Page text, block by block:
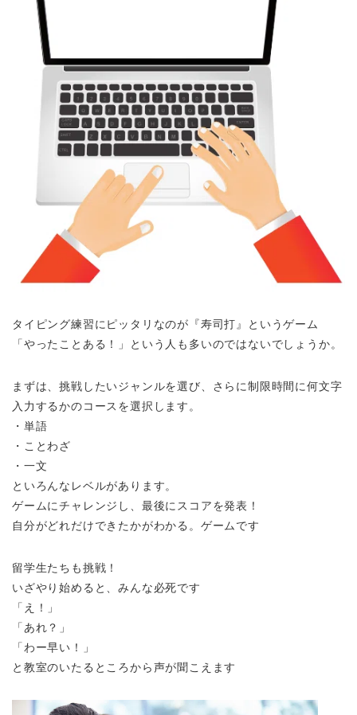
タイピング練習にピッタリなのが『寿司打』というゲーム
「やったことある！」という人も多いのではないでしょうか。
まずは、挑戦したいジャンルを選び、さらに制限時間に何文字
入力するかのコースを選択します。
・単語
・ことわざ
・一文
といろんなレベルがあります。
ゲームにチャレンジし、最後にスコアを発表！
自分がどれだけできたかがわかる。ゲームです
留学生たちも挑戦！
いざやり始めると、みんな必死です
「え！」
「あれ？」
「わー早い！」
と教室のいたるところから声が聞こえます